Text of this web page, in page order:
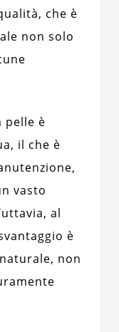
che è
non solo
pelle è
il che è
vasto
al
è
non